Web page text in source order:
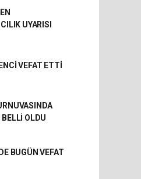
UYARISI
VEFAT ETTİ
OLDU
BUGÜN VEFAT